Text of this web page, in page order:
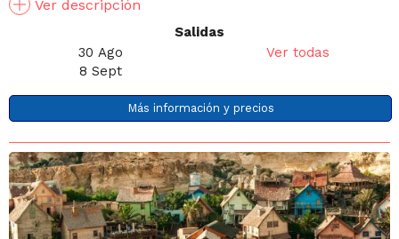
Ver descripción
Salidas
30 Ago
8 Sept
Ver todas
Más información y precios